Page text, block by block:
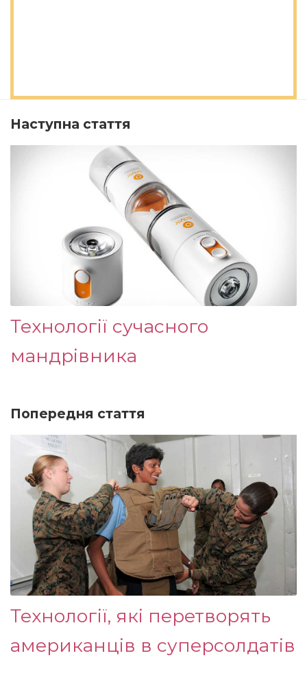
Наступна стаття
Технології сучасного
мандрівника
Попередня стаття
Технології, які перетворять
американців в суперсолдатів